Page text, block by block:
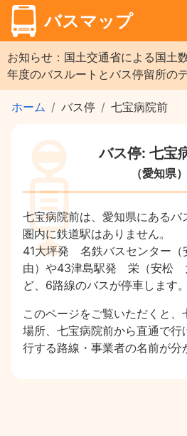
バスマップ
お知らせ：国土交通省による国土
年度のバスルートとバス停留所の
ホーム バス停 七宝病院前
バス停: 七宝
（愛知県）
七宝病院前は、愛知県にある
圏内に鉄道駅はありません。
41大坪発 名鉄バスセンター
由）や43津島駅発 栄（安松
ど、6路線のバスが停車します。
このページをご覧いただくと
場所、七宝病院前から直通で行
行する路線・事業者の名前が分